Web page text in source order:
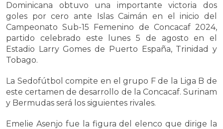
Dominicana obtuvo una importante victoria dos
goles por cero ante Islas Caimán en el inicio del
Campeonato Sub-15 Femenino de Concacaf 2024,
partido celebrado este lunes 5 de agosto en el
Estadio Larry Gomes de Puerto España, Trinidad y
Tobago.
La Sedofútbol compite en el grupo F de la Liga B de
este certamen de desarrollo de la Concacaf. Surinam
y Bermudas será los siguientes rivales.
Emelie Asenjo fue la figura del elenco que dirige la